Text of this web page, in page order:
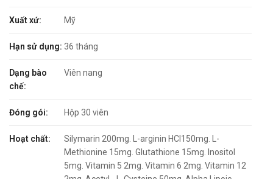
Xuất xứ: Mỹ
Hạn sử dụng: 36 tháng
Dạng bào
chế:
Viên nang
Đóng gói: Hộp 30 viên
Hoạt chất:
Silymarin 200mg. L-arginin HCl150mg. L-
Methionine 15mg. Glutathione 15mg. Inositol
5mg. Vitamin 5 2mg. Vitamin 6 2mg. Vitamin 12